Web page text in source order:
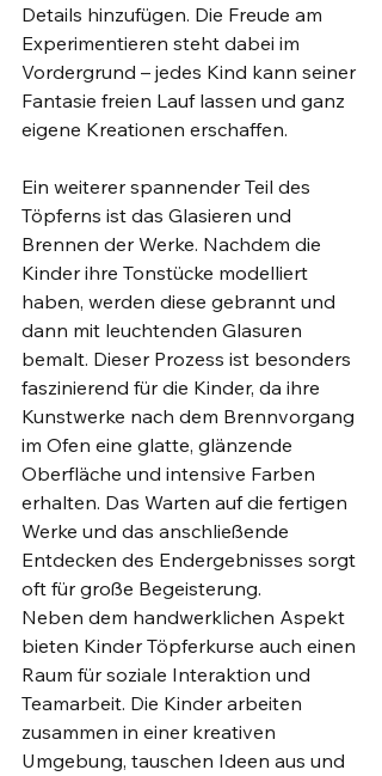
Details hinzufügen. Die Freude am
Experimentieren steht dabei im
Vordergrund – jedes Kind kann seiner
Fantasie freien Lauf lassen und ganz
eigene Kreationen erschaffen.
Ein weiterer spannender Teil des
Töpferns ist das Glasieren und
Brennen der Werke. Nachdem die
Kinder ihre Tonstücke modelliert
haben, werden diese gebrannt und
dann mit leuchtenden Glasuren
bemalt. Dieser Prozess ist besonders
faszinierend für die Kinder, da ihre
Kunstwerke nach dem Brennvorgang
im Ofen eine glatte, glänzende
Oberfläche und intensive Farben
erhalten. Das Warten auf die fertigen
Werke und das anschließende
Entdecken des Endergebnisses sorgt
oft für große Begeisterung.
Neben dem handwerklichen Aspekt
bieten Kinder Töpferkurse auch einen
Raum für soziale Interaktion und
Teamarbeit. Die Kinder arbeiten
zusammen in einer kreativen
Umgebung, tauschen Ideen aus und